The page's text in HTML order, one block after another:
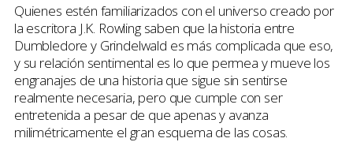
Quienes estén familiarizados con el universo creado por
la escritora J.K. Rowling saben que la historia entre
Dumbledore y Grindelwald es más complicada que eso,
y su relación sentimental es lo que permea y mueve los
engranajes de una historia que sigue sin sentirse
realmente necesaria, pero que cumple con ser
entretenida a pesar de que apenas y avanza
milimétricamente el gran esquema de las cosas.